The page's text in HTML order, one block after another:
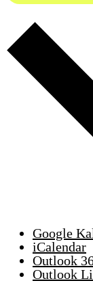
Google
iCalendar
Outlook
Outlook